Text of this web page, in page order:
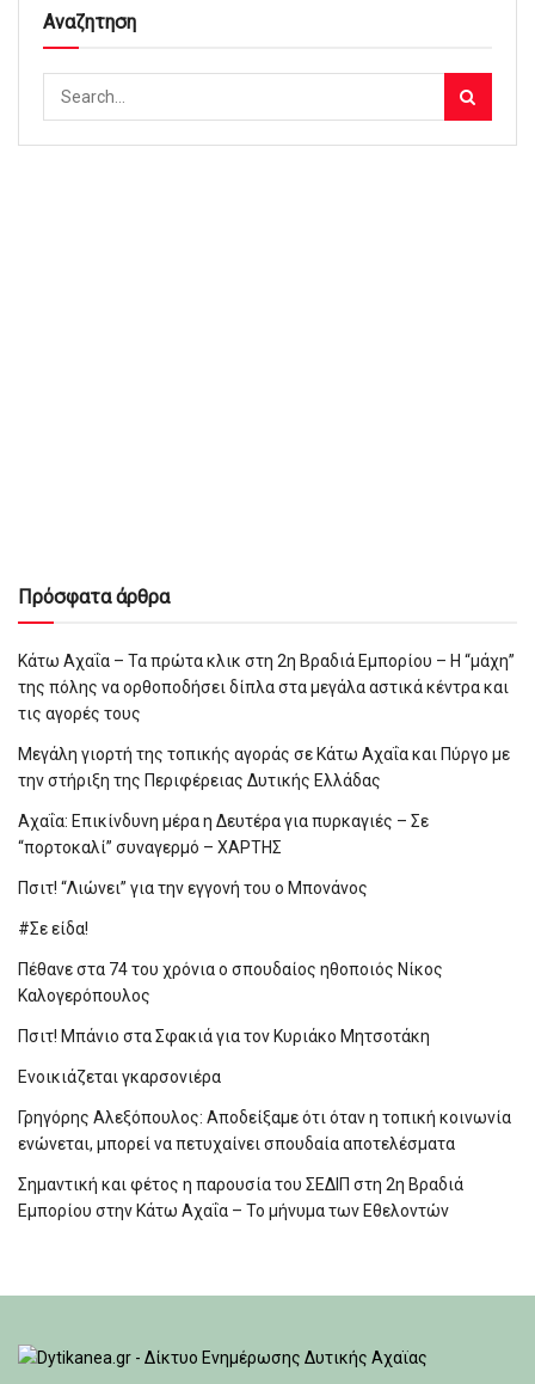
Αναζητηση
Πρόσφατα άρθρα
Κάτω Αχαΐα – Τα πρώτα κλικ στη 2η Βραδιά Εμπορίου – Η “μάχη”
της πόλης να ορθοποδήσει δίπλα στα μεγάλα αστικά κέντρα και
τις αγορές τους
Μεγάλη γιορτή της τοπικής αγοράς σε Κάτω Αχαΐα και Πύργο με
την στήριξη της Περιφέρειας Δυτικής Ελλάδας
Αχαΐα: Επικίνδυνη μέρα η Δευτέρα για πυρκαγιές – Σε
“πορτοκαλί” συναγερμό – ΧΑΡΤΗΣ
Πσιτ! “Λιώνει” για την εγγονή του ο Μπονάνος
#Σε είδα!
Πέθανε στα 74 του χρόνια ο σπουδαίος ηθοποιός Νίκος
Καλογερόπουλος
Πσιτ! Μπάνιο στα Σφακιά για τον Κυριάκο Μητσοτάκη
Ενοικιάζεται γκαρσονιέρα
Γρηγόρης Αλεξόπουλος: Αποδείξαμε ότι όταν η τοπική κοινωνία
ενώνεται, μπορεί να πετυχαίνει σπουδαία αποτελέσματα
Σημαντική και φέτος η παρουσία του ΣΕΔΙΠ στη 2η Βραδιά
Εμπορίου στην Κάτω Αχαΐα – Το μήνυμα των Εθελοντών